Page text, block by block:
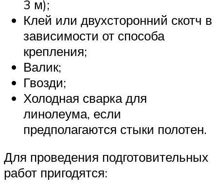
3 м);
Клей или двухсторонний скотч в
зависимости от способа
крепления;
Валик;
Гвозди;
Холодная сварка для
линолеума, если
предполагаются стыки полотен.
Для проведения подготовительных
работ пригодятся: